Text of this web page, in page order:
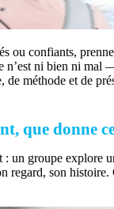
ou confiants,
n’est ni bien ni mal
de méthode et de
que donne
: un groupe explore
regard, son histoire.